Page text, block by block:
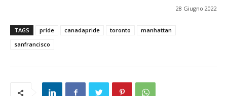
28 Giugno 2022
TAGS pride canadapride toronto
manhattan
sanfrancisco